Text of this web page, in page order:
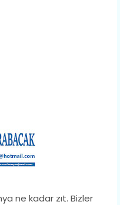
ne kadar zıt. Bizler